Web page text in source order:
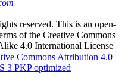
reserved. This is an open-
of the Creative Commons
4.0 International License
Commons Attribution 4.0
3 PKP optimized